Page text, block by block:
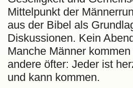
Mittelpunkt der
aus der Bibel als
Diskussionen. Kein
Manche Männer
andere öfter: Jeder ist
und kann kommen.